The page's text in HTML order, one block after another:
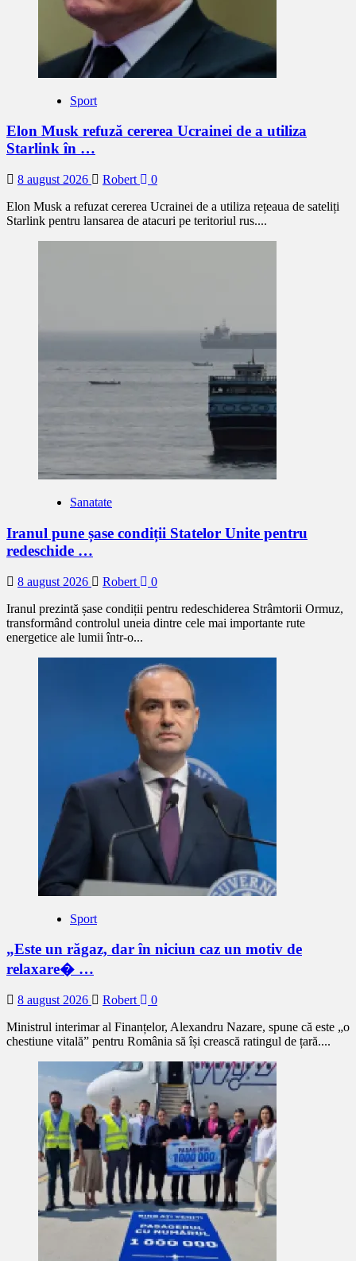
Sport
Elon Musk refuză cererea Ucrainei de a utiliza
Starlink în …
8 august 2026 Robert
0
Elon Musk a refuzat cererea Ucrainei de a utiliza rețeaua de sateliți
Starlink pentru lansarea de atacuri pe teritoriul rus....
Sanatate
Iranul pune șase condiții Statelor Unite pentru
redeschide …
8 august 2026 Robert
0
Iranul prezintă șase condiții pentru redeschiderea Strâmtorii Ormuz,
transformând controlul uneia dintre cele mai importante rute
energetice ale lumii într-o...
Sport
„Este un răgaz, dar în niciun caz un motiv de
relaxare� …
8 august 2026 Robert
0
Ministrul interimar al Finanțelor, Alexandru Nazare, spune că este „o
chestiune vitală” pentru România să își crească ratingul de țară....